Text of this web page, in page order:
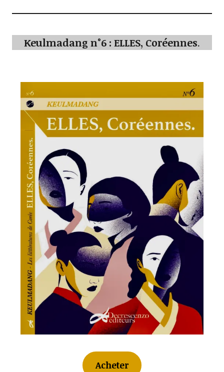
Keulmadang n°6 : ELLES, Coréennes.
Acheter